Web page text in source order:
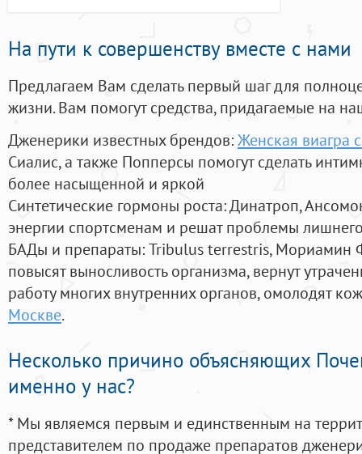
На пути к совершенству вместе с нами
Предлагаем Вам сделать первый шаг для
жизни. Вам помогут средства, придагаемые на
Дженерики известных брендов:Женская виагра
Сиалис, а также Попперсы помогут сделать
более насыщенной и яркой
Синтетические гормоны роста: Динатроп,
энергии спортсменам и решат проблемы
БАДы и препараты:Tribulus terrestris, Мориамин
повысят выносливость организма, вернут
работу многих внутренних органов, омолодят
Москве.
Несколько причино объясняющих
именно у нас?
* Мы являемся первым и единственным на
представителем по продаже препаратов